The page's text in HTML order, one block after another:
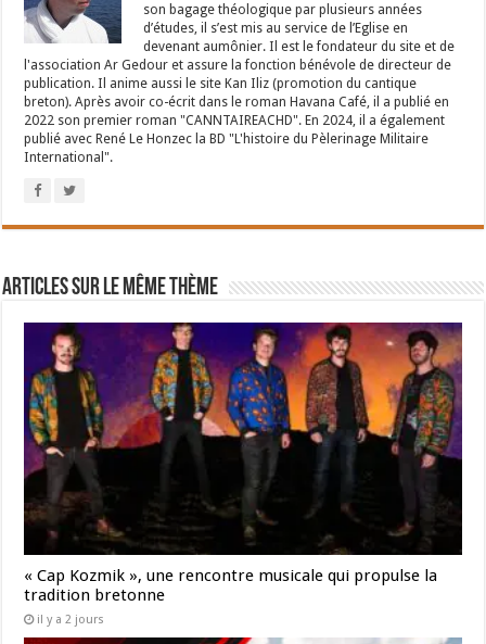
son bagage théologique par plusieurs années
d’études, il s’est mis au service de l’Eglise en
devenant aumônier. Il est le fondateur du site et de
l'association Ar Gedour et assure la fonction bénévole de directeur de
publication. Il anime aussi le site Kan Iliz (promotion du cantique
breton). Après avoir co-écrit dans le roman Havana Café, il a publié en
2022 son premier roman "CANNTAIREACHD". En 2024, il a également
publié avec René Le Honzec la BD "L'histoire du Pèlerinage Militaire
International".
Articles sur le même thème
« Cap Kozmik », une rencontre musicale qui propulse la
tradition bretonne
il y a 2 jours